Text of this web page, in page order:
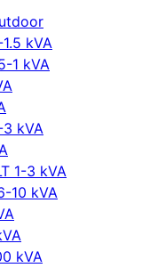
kVA
1 kVA
3 kVA
1-3 kVA
10 kVA
kVA